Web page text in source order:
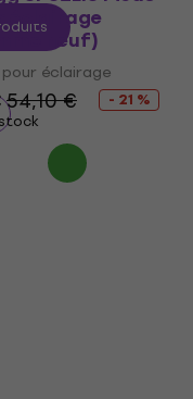
éclairage
neuf)
pour éclairage
54,10 €
- 21 %